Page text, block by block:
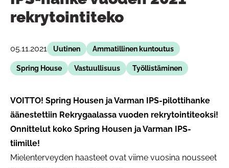
rekrytointiteko
05.11.2021 Uutinen Ammatillinen kuntoutus
Spring House Vastuullisuus Työllistäminen
VOITTO! Spring Housen ja Varman IPS-pilottihanke
äänestettiin Rekrygaalassa vuoden rekrytointiteoksi!
Onnittelut koko Spring Housen ja Varman IPS-
tiimille!
Mielenterveyden haasteet ovat viime vuosina nousseet